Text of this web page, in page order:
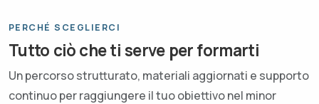
PERCHÉ SCEGLIERCI
Tutto ciò che ti serve per formarti
Un percorso strutturato, materiali aggiornati e supporto
continuo per raggiungere il tuo obiettivo nel minor